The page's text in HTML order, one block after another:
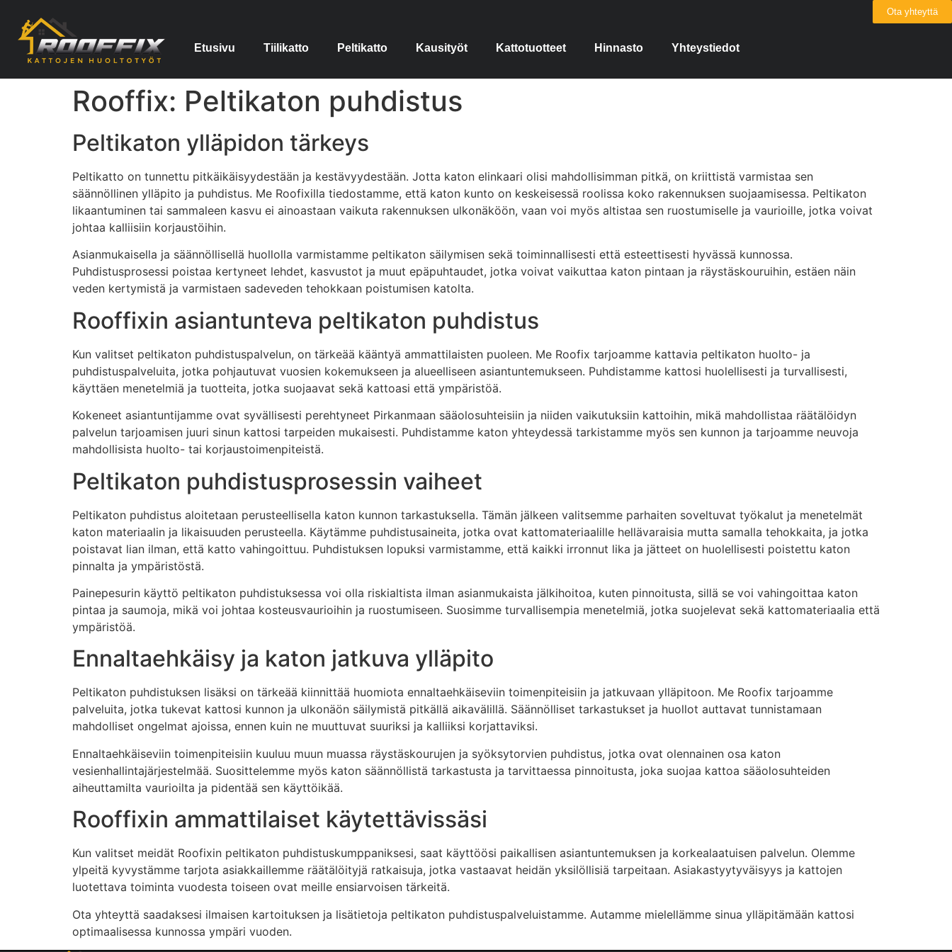
Ota yhteyttä
Etusivu Tiilikatto Peltikatto Kausityöt Kattotuotteet Hinnasto Yhteystiedot
Rooffix: Peltikaton puhdistus
Peltikaton ylläpidon tärkeys
Peltikatto on tunnettu pitkäikäisyydestään ja kestävyydestään. Jotta katon elinkaari olisi mahdollisimman pitkä, on kriittistä varmistaa sen
säännöllinen ylläpito ja puhdistus. Me Roofixilla tiedostamme, että katon kunto on keskeisessä roolissa koko rakennuksen suojaamisessa. Peltikaton
likaantuminen tai sammaleen kasvu ei ainoastaan vaikuta rakennuksen ulkonäköön, vaan voi myös altistaa sen ruostumiselle ja vaurioille, jotka voivat
johtaa kalliisiin korjaustöihin.
Asianmukaisella ja säännöllisellä huollolla varmistamme peltikaton säilymisen sekä toiminnallisesti että esteettisesti hyvässä kunnossa.
Puhdistusprosessi poistaa kertyneet lehdet, kasvustot ja muut epäpuhtaudet, jotka voivat vaikuttaa katon pintaan ja räystäskouruihin, estäen näin
veden kertymistä ja varmistaen sadeveden tehokkaan poistumisen katolta.
Rooffixin asiantunteva peltikaton puhdistus
Kun valitset peltikaton puhdistuspalvelun, on tärkeää kääntyä ammattilaisten puoleen. Me Roofix tarjoamme kattavia peltikaton huolto- ja
puhdistuspalveluita, jotka pohjautuvat vuosien kokemukseen ja alueelliseen asiantuntemukseen. Puhdistamme kattosi huolellisesti ja turvallisesti,
käyttäen menetelmiä ja tuotteita, jotka suojaavat sekä kattoasi että ympäristöä.
Kokeneet asiantuntijamme ovat syvällisesti perehtyneet Pirkanmaan sääolosuhteisiin ja niiden vaikutuksiin kattoihin, mikä mahdollistaa räätälöidyn
palvelun tarjoamisen juuri sinun kattosi tarpeiden mukaisesti. Puhdistamme katon yhteydessä tarkistamme myös sen kunnon ja tarjoamme neuvoja
mahdollisista huolto- tai korjaustoimenpiteistä.
Peltikaton puhdistusprosessin vaiheet
Peltikaton puhdistus aloitetaan perusteellisella katon kunnon tarkastuksella. Tämän jälkeen valitsemme parhaiten soveltuvat työkalut ja menetelmät
katon materiaalin ja likaisuuden perusteella. Käytämme puhdistusaineita, jotka ovat kattomateriaalille hellävaraisia mutta samalla tehokkaita, ja jotka
poistavat lian ilman, että katto vahingoittuu. Puhdistuksen lopuksi varmistamme, että kaikki irronnut lika ja jätteet on huolellisesti poistettu katon
pinnalta ja ympäristöstä.
Painepesurin käyttö peltikaton puhdistuksessa voi olla riskialtista ilman asianmukaista jälkihoitoa, kuten pinnoitusta, sillä se voi vahingoittaa katon
pintaa ja saumoja, mikä voi johtaa kosteusvaurioihin ja ruostumiseen. Suosimme turvallisempia menetelmiä, jotka suojelevat sekä kattomateriaalia että
ympäristöä.
Ennaltaehkäisy ja katon jatkuva ylläpito
Peltikaton puhdistuksen lisäksi on tärkeää kiinnittää huomiota ennaltaehkäiseviin toimenpiteisiin ja jatkuvaan ylläpitoon. Me Roofix tarjoamme
palveluita, jotka tukevat kattosi kunnon ja ulkonäön säilymistä pitkällä aikavälillä. Säännölliset tarkastukset ja huollot auttavat tunnistamaan
mahdolliset ongelmat ajoissa, ennen kuin ne muuttuvat suuriksi ja kalliiksi korjattaviksi.
Ennaltaehkäiseviin toimenpiteisiin kuuluu muun muassa räystäskourujen ja syöksytorvien puhdistus, jotka ovat olennainen osa katon
vesienhallintajärjestelmää. Suosittelemme myös katon säännöllistä tarkastusta ja tarvittaessa pinnoitusta, joka suojaa kattoa sääolosuhteiden
aiheuttamilta vaurioilta ja pidentää sen käyttöikää.
Rooffixin ammattilaiset käytettävissäsi
Kun valitset meidät Roofixin peltikaton puhdistuskumppaniksesi, saat käyttöösi paikallisen asiantuntemuksen ja korkealaatuisen palvelun. Olemme
ylpeitä kyvystämme tarjota asiakkaillemme räätälöityjä ratkaisuja, jotka vastaavat heidän yksilöllisiä tarpeitaan. Asiakastyytyväisyys ja kattojen
luotettava toiminta vuodesta toiseen ovat meille ensiarvoisen tärkeitä.
Ota yhteyttä saadaksesi ilmaisen kartoituksen ja lisätietoja peltikaton puhdistuspalveluistamme. Autamme mielellämme sinua ylläpitämään kattosi
optimaalisessa kunnossa ympäri vuoden.